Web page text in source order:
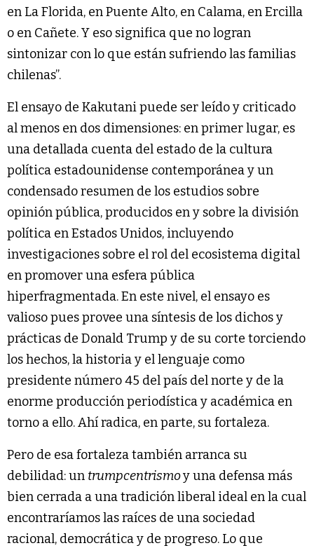
en La Florida, en Puente Alto, en Calama, en Ercilla
o en Cañete. Y eso significa que no logran
sintonizar con lo que están sufriendo las familias
chilenas”.
El ensayo de Kakutani puede ser leído y criticado
al menos en dos dimensiones: en primer lugar, es
una detallada cuenta del estado de la cultura
política estadounidense contemporánea y un
condensado resumen de los estudios sobre
opinión pública, producidos en y sobre la división
política en Estados Unidos, incluyendo
investigaciones sobre el rol del ecosistema digital
en promover una esfera pública
hiperfragmentada. En este nivel, el ensayo es
valioso pues provee una síntesis de los dichos y
prácticas de Donald Trump y de su corte torciendo
los hechos, la historia y el lenguaje como
presidente número 45 del país del norte y de la
enorme producción periodística y académica en
torno a ello. Ahí radica, en parte, su fortaleza.
Pero de esa fortaleza también arranca su
debilidad: un trumpcentrismoy una defensa más
bien cerrada a una tradición liberal ideal en la cual
encontraríamos las raíces de una sociedad
racional, democrática y de progreso. Lo que